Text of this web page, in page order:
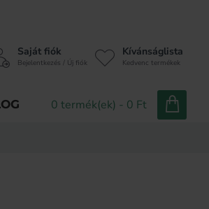
Saját fiók
Bejelentkezés / Új fiók
Kívánságlista
Kedvenc termékek
0 termék(ek) - 0 Ft